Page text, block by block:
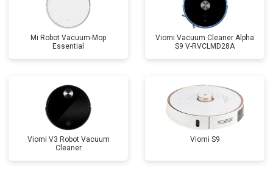
Mi Robot Vacuum-Mop
Essential
Viomi Vacuum Cleaner Alpha
S9 V-RVCLMD28A
Viomi V3 Robot Vacuum
Cleaner
Viomi S9